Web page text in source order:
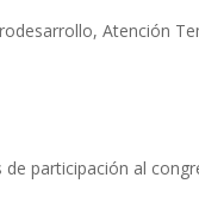
Atención
participación al